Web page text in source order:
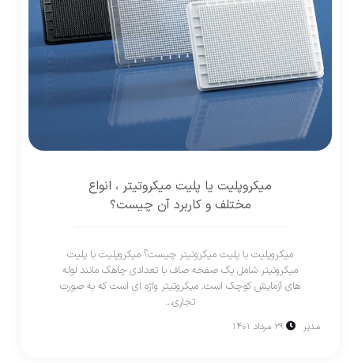
میکروپلیت یا پلیت میکروتیتر ، انواع
مختلف و کاربرد آن چیست؟
میکروپلیت با پلیت میکروتیتر چیست؟ میکروپلیت با پلیت
میکروتیتر شامل یک صفحه صاف با تعدادی چاهک مانند لوله
های آزمایش کوچک است. میکروتیتر واژه ای است که به صورت
تجاری...
مدیر ۲۹ مرداد ۱۴۰۱